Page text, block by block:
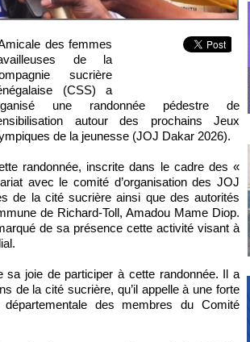
des femmes
de la
sucrière
(CSS) a
une randonnée pédestre de
autour des prochains Jeux
de la jeunesse (JOJ Dakar 2026).
randonnée, inscrite dans le cadre des «
avec le comité d’organisation des JOJ
de la cité sucrière ainsi que des autorités
de Richard-Toll, Amadou Mame Diop.
de sa présence cette activité visant à
sa joie de participer à cette randonnée. Il a
de la cité sucrière, qu’il appelle à une forte
des membres du Comité